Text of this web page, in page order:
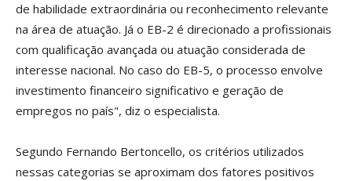
de habilidade extraordinária ou reconhecimento relevante
na área de atuação. Já o EB-2 é direcionado a profissionais
com qualificação avançada ou atuação considerada de
interesse nacional. No caso do EB-5, o processo envolve
investimento financeiro significativo e geração de
empregos no país", diz o especialista.
Segundo Fernando Bertoncello, os critérios utilizados
nessas categorias se aproximam dos fatores positivos